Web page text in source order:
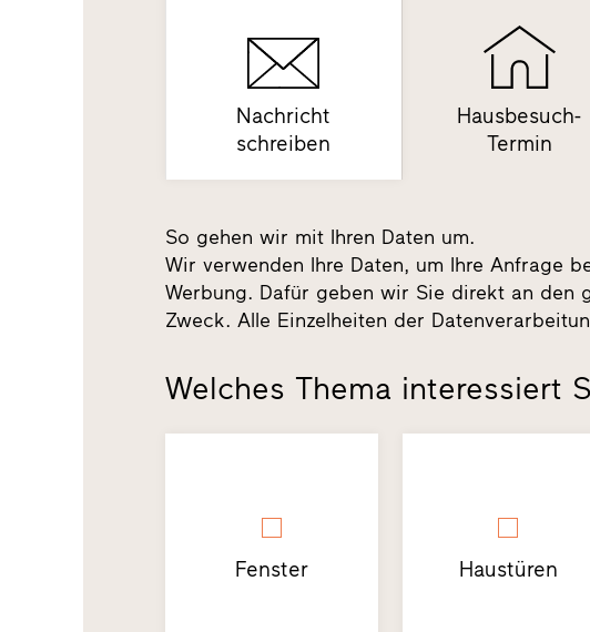
Nachricht
schreiben
Hausbesuch-
Termin
So gehen wir mit Ihren Daten um.
Wir verwenden Ihre Daten, um Ihre Anfrage
Werbung. Dafür geben wir Sie direkt an den
Zweck. Alle Einzelheiten der
Welches Thema interessiert
Fenster Haustüren